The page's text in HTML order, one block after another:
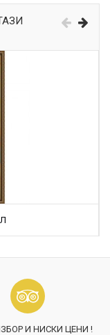
И НИСКИ ЦЕНИ !